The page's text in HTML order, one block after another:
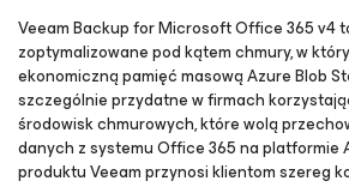
Veeam Backupfor Microsoft Office 365 v4
zoptymalizowane pod kątem chmury, w
ekonomiczną pamięć masową Azure Blob
szczególnie przydatne w firmach
środowisk chmurowych, które wolą
danych z systemu Office 365 na platformie
produktu Veeam przynosi klientom szereg